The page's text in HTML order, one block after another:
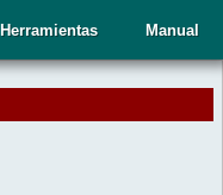
Manual
Herramientas